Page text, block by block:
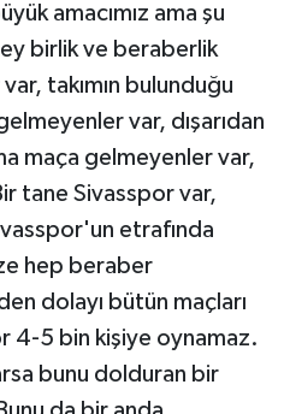
amacımız ama şu
birlik ve beraberlik
takımın bulunduğu
var, dışarıdan
maça gelmeyenler var,
tane Sivasspor var,
etrafında
hep beraber
dolayı bütün maçları
4-5 bin kişiye oynamaz.
bunu dolduran bir